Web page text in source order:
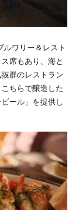
ワリー＆レスト
席もあり、海と
群のレストラン
ちらで醸造した
ール」を提供し